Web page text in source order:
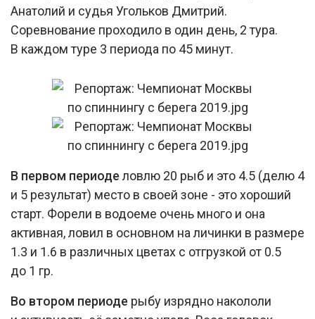
Анатолий и судья Угольков Дмитрий.
Соревнование проходило в один день, 2 тура.
В каждом туре 3 периода по 45 минут.
В первом периоде ловлю 20 рыб и это 4.5 (делю 4
и 5 результат) место в своей зоне - это хороший
старт. Форели в водоеме очень много и она
активная, ловил в основном на личинки в размере
1.3 и 1.6 в различных цветах с отгрузкой от 0.5
до 1 гр.
Во втором периоде рыбу изрядно накололи